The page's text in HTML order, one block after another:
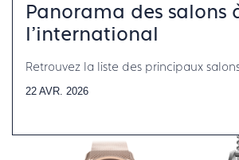
Panorama des salons
l'international
Retrouvez la liste des principaux
22 AVR. 2026